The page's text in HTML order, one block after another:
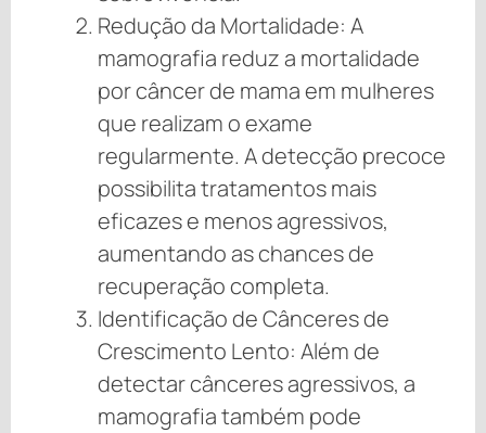
Redução da Mortalidade: A
mamografia reduz a mortalidade
por câncer de mama em mulheres
que realizam o exame
regularmente. A detecção precoce
possibilita tratamentos mais
eficazes e menos agressivos,
aumentando as chances de
recuperação completa.
Identificação de Cânceres de
Crescimento Lento: Além de
detectar cânceres agressivos, a
mamografia também pode